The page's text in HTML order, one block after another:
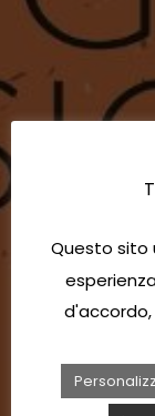
Questo sito
d'accordo,